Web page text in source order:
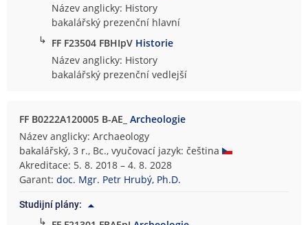
Název anglicky: History
bakalářský prezenční hlavní
↳ FF F23504 FBHIpV Historie
Název anglicky: History
bakalářský prezenční vedlejší
FF B0222A120005 B-AE_Archeologie
Název anglicky: Archaeology
bakalářský, 3 r., Bc., vyučovací jazyk: čeština
Akreditace: 5. 8. 2018 – 4. 8. 2028
Garant:doc. Mgr. Petr Hrubý, Ph.D.
Studijní plány:
↳